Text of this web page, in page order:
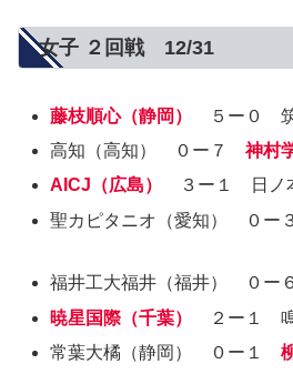
女子 ２回戦 12/31
藤枝順心（静岡）
５ー０ 筑
高知（高知） ０ー７神村
AICJ（広島）
３ー１ 日ノ
聖カピタニオ（愛知） ０ー
福井工大福井（福井） ０
暁星国際（千葉）
２ー１ 鳴
常葉大橘（静岡） ０ー１